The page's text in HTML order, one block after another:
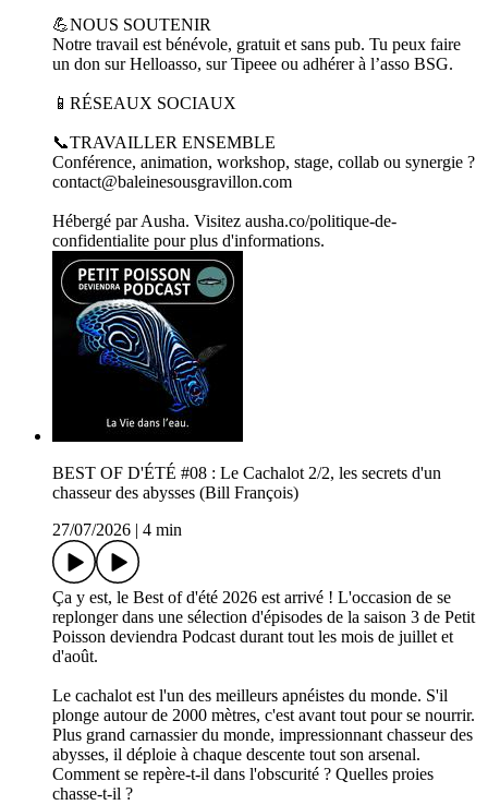
💪NOUS SOUTENIR
Notre travail est bénévole, gratuit et sans pub. Tu peux faire
un don sur Helloasso, sur Tipeee ou adhérer à l’asso BSG.
📱RÉSEAUX SOCIAUX
📞TRAVAILLER ENSEMBLE
Conférence, animation, workshop, stage, collab ou synergie ?
contact@baleinesousgravillon.com
Hébergé par Ausha. Visitez ausha.co/politique-de-
confidentialite pour plus d'informations.
BEST OF D'ÉTÉ #08 : Le Cachalot 2/2, les secrets d'un
chasseur des abysses (Bill François)
27/07/2026
4 min
Ça y est, le Best of d'été 2026 est arrivé ! L'occasion de se
replonger dans une sélection d'épisodes de la saison 3 de Petit
Poisson deviendra Podcast durant tout les mois de juillet et
d'août.
Le cachalot est l'un des meilleurs apnéistes du monde. S'il
plonge autour de 2000 mètres, c'est avant tout pour se nourrir.
Plus grand carnassier du monde, impressionnant chasseur des
abysses, il déploie à chaque descente tout son arsenal.
Comment se repère-t-il dans l'obscurité ? Quelles proies
chasse-t-il ?